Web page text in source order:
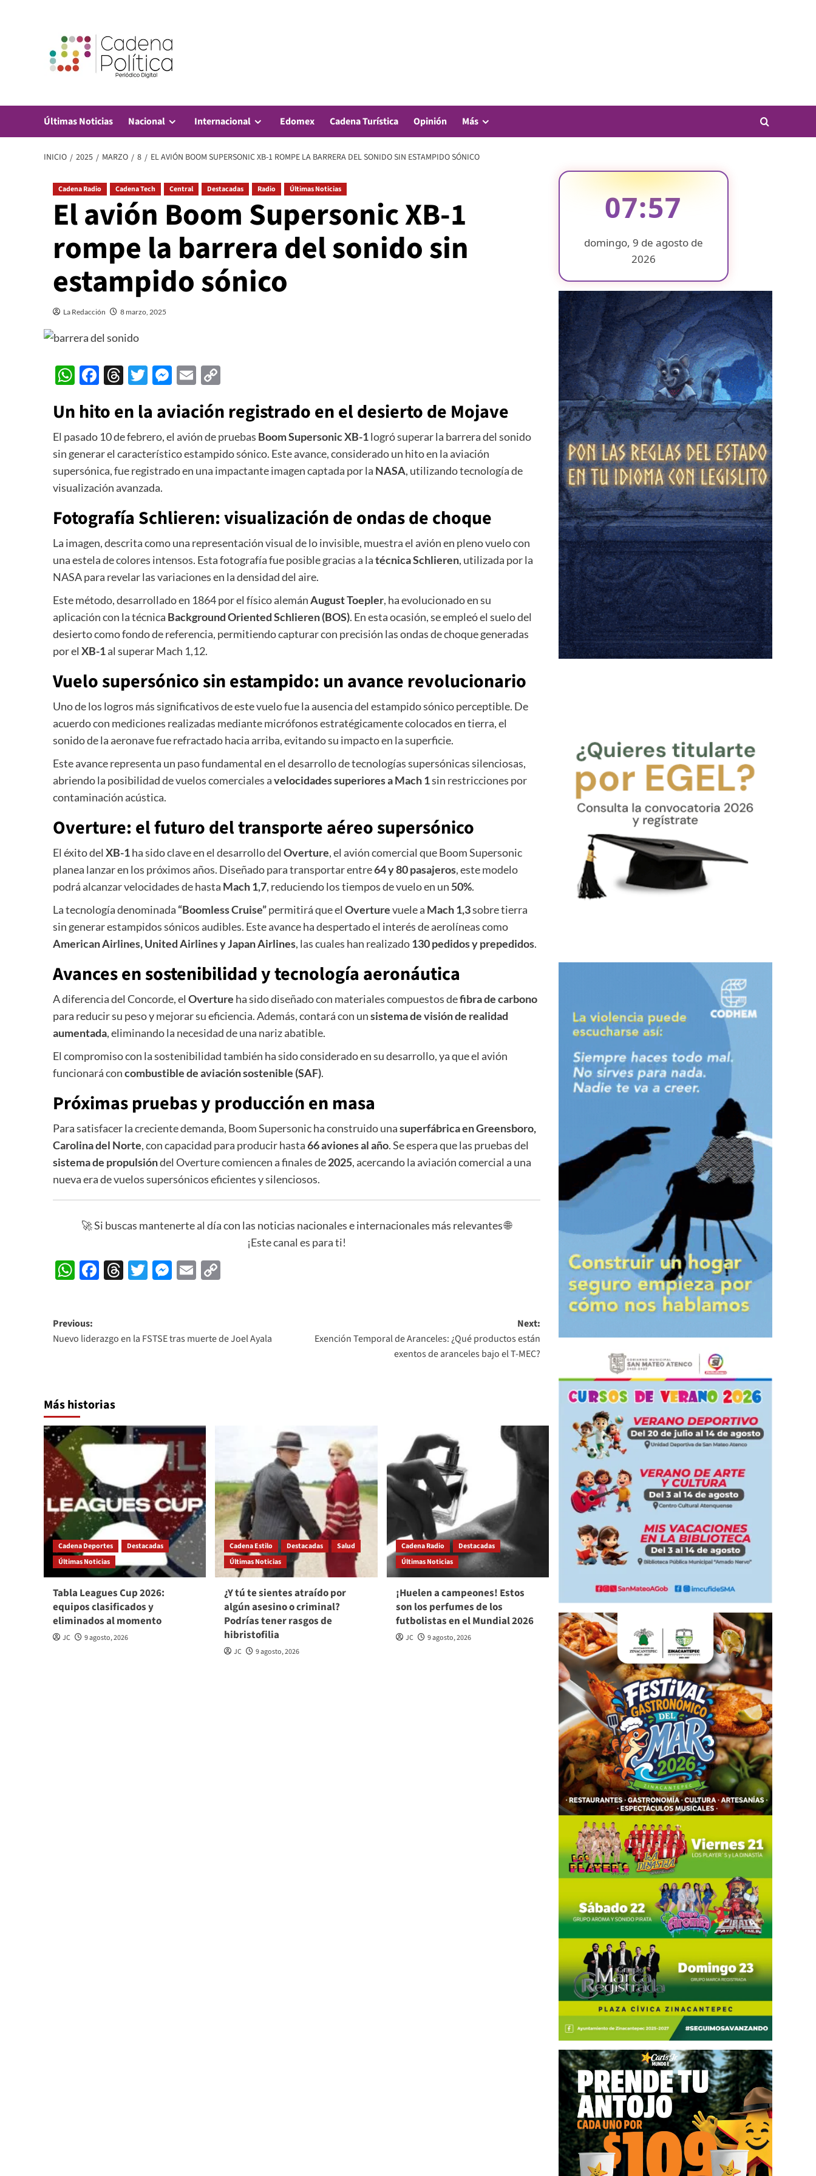
Últimas Noticias Nacional Internacional Edomex Cadena Turística Opinión Más
INICIO 2025 MARZO 8 EL AVIÓN BOOM SUPERSONIC XB-1 ROMPE LA BARRERA DEL SONIDO SIN ESTAMPIDO SÓNICO
Cadena Radio Cadena Tech Central Destacadas Radio Últimas Noticias
El avión Boom Supersonic XB-1
rompe la barrera del sonido sin
estampido sónico
La Redacción 8 marzo, 2025
WhatsApp
Facebook
Threads
Twitter
Messenger
Email
Un hito en la aviación registrado en el desierto de Mojave
El pasado 10 de febrero, el avión de pruebas Boom Supersonic XB-1logró superar la barrera del sonido
sin generar el característico estampido sónico. Este avance, considerado un hito en la aviación
supersónica, fue registrado en una impactante imagen captada por la NASA, utilizando tecnología de
visualización avanzada.
Fotografía Schlieren: visualización de ondas de choque
La imagen, descrita como una representación visual de lo invisible, muestra el avión en pleno vuelo con
una estela de colores intensos. Esta fotografía fue posible gracias a latécnica Schlieren, utilizada por la
NASA para revelar las variaciones en la densidad del aire.
Este método, desarrollado en 1864 por el físico alemánAugust Toepler, ha evolucionado en su
aplicación con la técnica Background Oriented Schlieren (BOS). En esta ocasión, se empleó el suelo del
desierto como fondo de referencia, permitiendo capturar con precisión las ondas de choque generadas
por el XB-1al superar Mach 1,12.
Vuelo supersónico sin estampido: un avance revolucionario
Uno de los logros más significativos de este vuelo fue la ausencia del estampido sónico perceptible. De
acuerdo con mediciones realizadas mediante micrófonos estratégicamente colocados en tierra, el
sonido de la aeronave fue refractado hacia arriba, evitando su impacto en la superficie.
Este avance representa un paso fundamental en el desarrollo de tecnologías supersónicas silenciosas,
abriendo la posibilidad de vuelos comerciales avelocidades superiores a Mach 1sin restricciones por
contaminación acústica.
Overture: el futuro del transporte aéreo supersónico
El éxito del XB-1ha sido clave en el desarrollo del Overture, el avión comercial que Boom Supersonic
planea lanzar en los próximos años. Diseñado para transportar entre64 y 80 pasajeros, este modelo
podrá alcanzar velocidades de hasta Mach 1,7, reduciendo los tiempos de vuelo en un 50%.
La tecnología denominada “Boomless Cruise”permitirá que el Overturevuele a Mach 1,3sobre tierra
sin generar estampidos sónicos audibles. Este avance ha despertado el interés de aerolíneas como
American Airlines, United Airlines y Japan Airlines, las cuales han realizado130 pedidos y prepedidos.
Avances en sostenibilidad y tecnología aeronáutica
A diferencia del Concorde, el Overture ha sido diseñado con materiales compuestos defibra de carbono
para reducir su peso y mejorar su eficiencia. Además, contará con unsistema de visión de realidad
aumentada, eliminando la necesidad de una nariz abatible.
El compromiso con la sostenibilidad también ha sido considerado en su desarrollo, ya que el avión
funcionará concombustible de aviación sostenible (SAF).
Próximas pruebas y producción en masa
Para satisfacer la creciente demanda, Boom Supersonic ha construido unasuperfábrica en Greensboro,
Carolina del Norte, con capacidad para producir hasta66 aviones al año. Se espera que las pruebas del
sistema de propulsióndel Overture comiencen a finales de2025, acercando la aviación comercial a una
nueva era de vuelos supersónicos eficientes y silenciosos.
🚀 Si buscas mantenerte al día con las noticias nacionales e internacionales más relevantes 🌐
¡Este canal es para ti!
WhatsApp
Facebook
Threads
Twitter
Messenger
Email
Post
navigation
Previous:
Nuevo liderazgo en la FSTSE tras muerte de Joel Ayala
Next:
Exención Temporal de Aranceles: ¿Qué productos están
exentos de aranceles bajo el T-MEC?
Más historias
Cadena Deportes
Destacadas
Últimas Noticias
Tabla Leagues Cup 2026:
equipos clasificados y
eliminados al momento
JC 9 agosto, 2026
Cadena Estilo Destacadas
Salud
Últimas Noticias
¿Y tú te sientes atraído por
algún asesino o criminal?
Podrías tener rasgos de
hibristofilia
JC 9 agosto, 2026
Cadena Radio
Destacadas
Últimas Noticias
¡Huelen a campeones! Estos
son los perfumes de los
futbolistas en el Mundial 2026
JC 9 agosto, 2026
07:57
domingo, 9 de agosto de
2026
❄
❄
❄
❄
❄
❄